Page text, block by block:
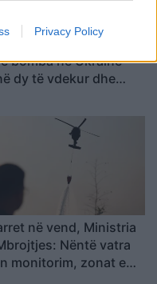
Privacy Policy
bomba në Ukrainë
dy të vdekur dhe
në vend, Ministria
Nëntë vatra
monitorim, zonat e